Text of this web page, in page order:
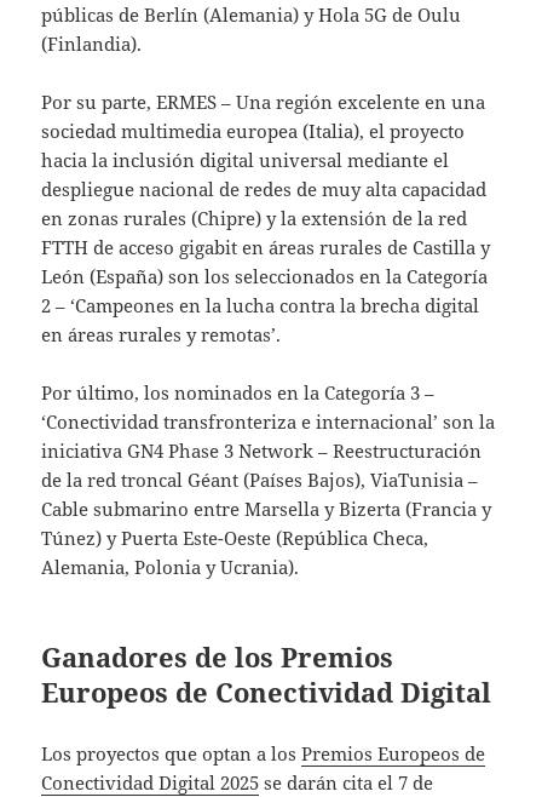
públicas de Berlín (Alemania) y Hola 5G de Oulu
(Finlandia).
Por su parte, ERMES – Una región excelente en una
sociedad multimedia europea (Italia), el proyecto
hacia la inclusión digital universal mediante el
despliegue nacional de redes de muy alta capacidad
en zonas rurales (Chipre) y la extensión de la red
FTTH de acceso gigabit en áreas rurales de Castilla y
León (España) son los seleccionados en la Categoría
2 – ‘Campeones en la lucha contra la brecha digital
en áreas rurales y remotas’.
Por último, los nominados en la Categoría 3 –
‘Conectividad transfronteriza e internacional’ son la
iniciativa GN4 Phase 3 Network – Reestructuración
de la red troncal Géant (Países Bajos), ViaTunisia –
Cable submarino entre Marsella y Bizerta (Francia y
Túnez) y Puerta Este-Oeste (República Checa,
Alemania, Polonia y Ucrania).
Ganadores de los Premios
Europeos de Conectividad Digital
Los proyectos que optan a losPremios Europeos de
Conectividad Digital 2025 se darán cita el 7 de